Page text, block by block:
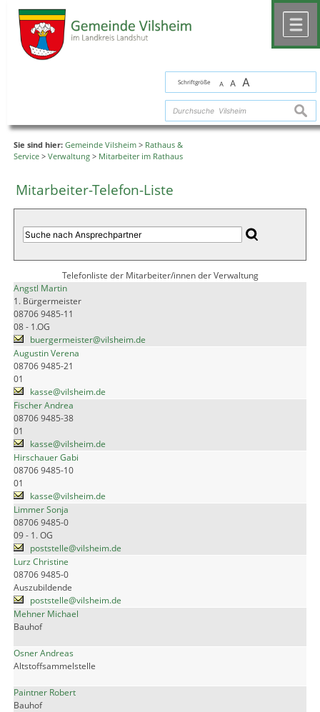
Schriftgröße A A A
Sie sind hier: Gemeinde Vilsheim > Rathaus &
Service > Verwaltung > Mitarbeiter im Rathaus
Mitarbeiter-Telefon-Liste
Telefonliste der Mitarbeiter/innen der Verwaltung
Angstl Martin
1. Bürgermeister
08706 9485-11
08 - 1.OG
buergermeister@vilsheim.de
Augustin Verena
08706 9485-21
01
kasse@vilsheim.de
Fischer Andrea
08706 9485-38
01
kasse@vilsheim.de
Hirschauer Gabi
08706 9485-10
01
kasse@vilsheim.de
Limmer Sonja
08706 9485-0
09 - 1. OG
poststelle@vilsheim.de
Lurz Christine
08706 9485-0
Auszubildende
poststelle@vilsheim.de
Mehner Michael
Bauhof
Osner Andreas
Altstoffsammelstelle
Paintner Robert
Bauhof